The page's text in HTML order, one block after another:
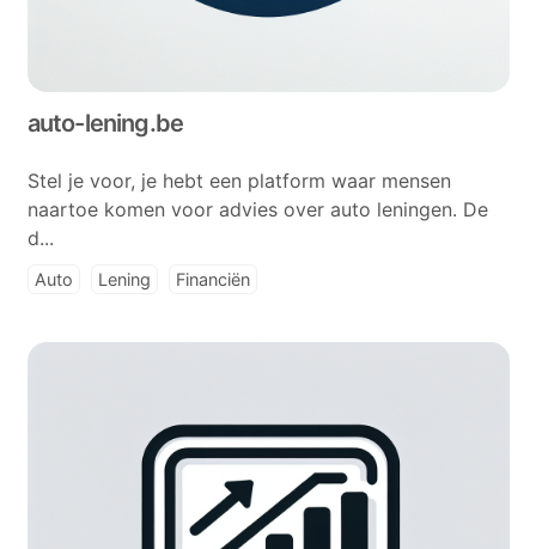
auto-lening.be
Stel je voor, je hebt een platform waar mensen
naartoe komen voor advies over auto leningen. De
d...
Auto Lening Financiën